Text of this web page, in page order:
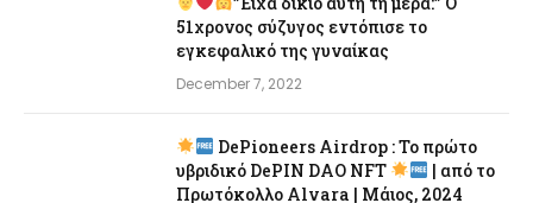
51χρονος σύζυγος εντόπισε το
εγκεφαλικό της γυναίκας
December 7, 2022
DePioneers Airdrop : Το πρώτο
υβριδικό DePIN DAO NFT
| από το
Πρωτόκολλο Alvara | Μάιος, 2024